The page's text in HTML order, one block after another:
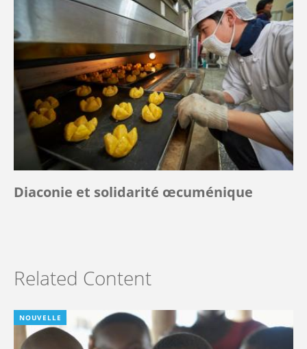
Diaconie et solidarité œcuménique
Related Content
NOUVELLE